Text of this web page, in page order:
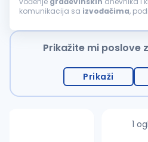
komunikacija sa izvođačima,
bezbednosti i zaštite na radu na
Prikažite mi poslove
Prikaži
1